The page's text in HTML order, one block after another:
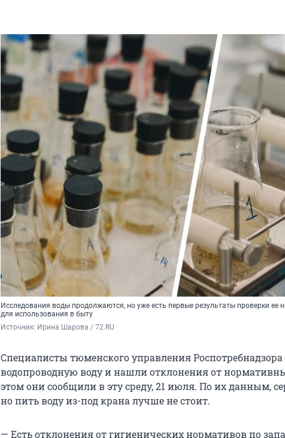
Исследования воды продолжаются, но уже есть первые результаты проверки ее
для использования в быту
Источник: Ирина Шарова / 72.RU
Специалисты тюменского управления Роспотребнадзора
водопроводную воду и нашли отклонения от
этом они сообщили в эту среду, 21 июля. По их данным,
но пить воду из-под крана лучше не стоит.
— Есть отклонения от гигиенических нормативов по